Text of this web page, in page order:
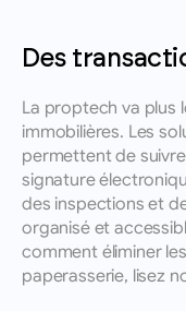
Des
La proptech va plus
immobilières. Les
permettent de
signature
des inspections et
organisé et
comment éliminer
paperasserie, lisez